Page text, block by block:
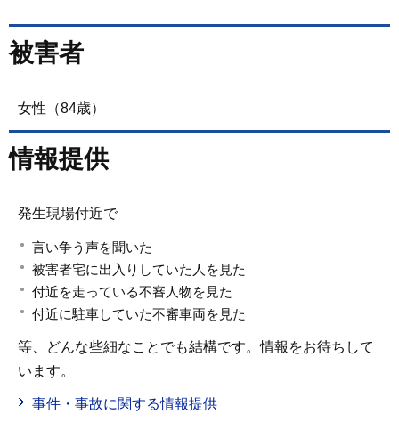
被害者
女性（84歳）
情報提供
発生現場付近で
言い争う声を聞いた
被害者宅に出入りしていた人を見た
付近を走っている不審人物を見た
付近に駐車していた不審車両を見た
等、どんな些細なことでも結構です。情報をお待ちして
います。
事件・事故に関する情報提供